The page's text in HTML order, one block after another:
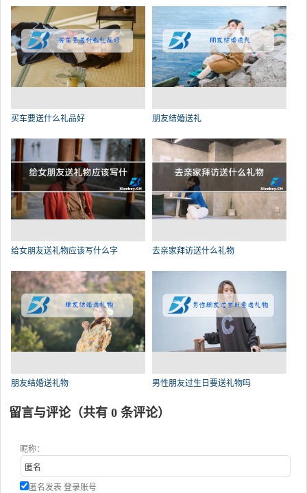
买车要送什么礼品好 朋友结婚送礼
给女朋友送礼物应该写什么字 去亲家拜访送什么礼物
朋友结婚送礼物 男性朋友过生日要送礼物吗
留言与评论（共有 0 条评论）
昵称：
匿名发表 登录账号